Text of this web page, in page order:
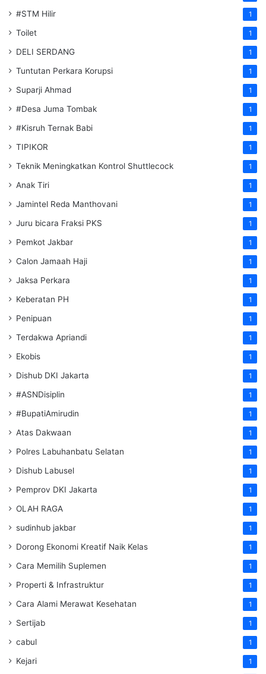
#STM Hilir 1
Toilet 1
DELI SERDANG 1
Tuntutan Perkara Korupsi 1
Suparji Ahmad 1
#Desa Juma Tombak 1
#Kisruh Ternak Babi 1
TIPIKOR 1
Teknik Meningkatkan Kontrol Shuttlecock 1
Anak Tiri 1
Jamintel Reda Manthovani 1
Juru bicara Fraksi PKS 1
Pemkot Jakbar 1
Calon Jamaah Haji 1
Jaksa Perkara 1
Keberatan PH 1
Penipuan 1
Terdakwa Apriandi 1
Ekobis 1
Dishub DKI Jakarta 1
#ASNDisiplin 1
#BupatiAmirudin 1
Atas Dakwaan 1
Polres Labuhanbatu Selatan 1
Dishub Labusel 1
Pemprov DKI Jakarta 1
OLAH RAGA 1
sudinhub jakbar 1
Dorong Ekonomi Kreatif Naik Kelas 1
Cara Memilih Suplemen 1
Properti & Infrastruktur 1
Cara Alami Merawat Kesehatan 1
Sertijab 1
cabul 1
Kejari 1